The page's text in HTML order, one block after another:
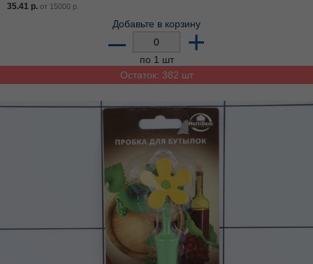
35.41 р. от 15000 р.
Добавьте в корзину
– +
по 1 шт
Остаток: 382 шт